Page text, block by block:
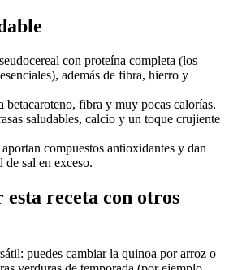
con proteína completa (los
además de fibra, hierro y
betacaroteno, fibra y muy pocas calorías.
saludables, calcio y un toque crujiente
aportan compuestos antioxidantes y dan
de sal en exceso.
esta receta con otros
puedes cambiar la quinoa por arroz o